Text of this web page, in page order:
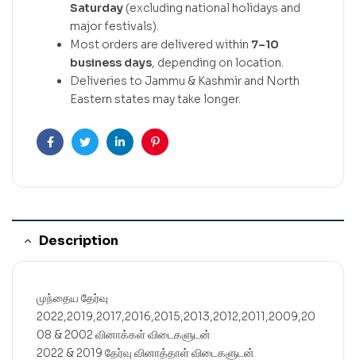
Saturday (excluding national holidays and
major festivals).
Most orders are delivered within 7–10
business days, depending on location.
Deliveries to Jammu & Kashmir and North
Eastern states may take longer.
FacebookTwitterLinkedinPinterest
Description
முந்தைய தேர்வு
2022,2019,2017,2016,2015,2013,2012,2011,2009,20
08 & 2002 வினாக்கள் விடைகளுடன்
2022 & 2019 தேர்வு வினாத்தாள் விடைகளுடன்